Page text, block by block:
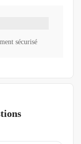
sécurisé